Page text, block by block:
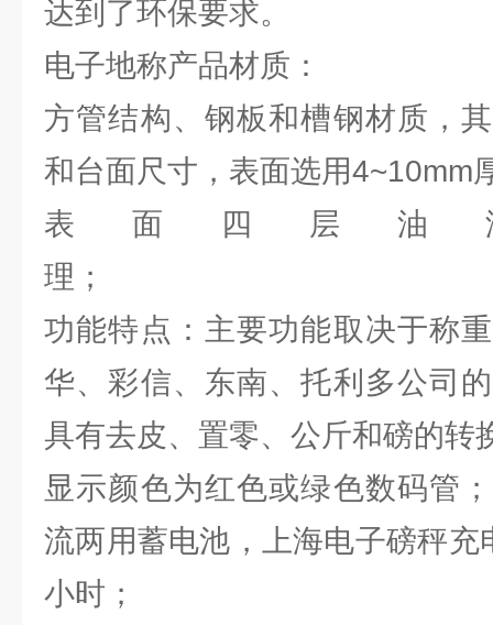
达到了环保要求。
电子地称产品材质：
方管结构、钢板和槽钢材质，
和台面尺寸，表面选用4~10mm
表面四层油
理； 电
功能特点：主要功能取决于称
华、彩信、东南、托利多公司
具有去皮、置零、公斤和磅的转
显示颜色为红色或绿色数码管
流两用蓄电池，上海电子磅秤
小时；